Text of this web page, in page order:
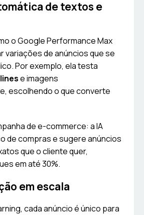
de textos e
o Google Performance Max
variações de anúncios que se
Por exemplo, ela testa
e imagens
escolhendo o que converte
de e-commerce: a IA
de compras e sugere anúncios
que o cliente quer,
em até 30%.
em escala
cada anúncio é único para